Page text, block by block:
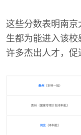
这些分数表明南
生都为能进入该
许多杰出人才，促